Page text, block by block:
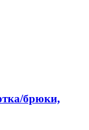
брюки,